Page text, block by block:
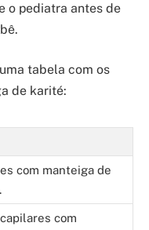
o pediatra antes de
tabela com os
de karité:
com manteiga de
com